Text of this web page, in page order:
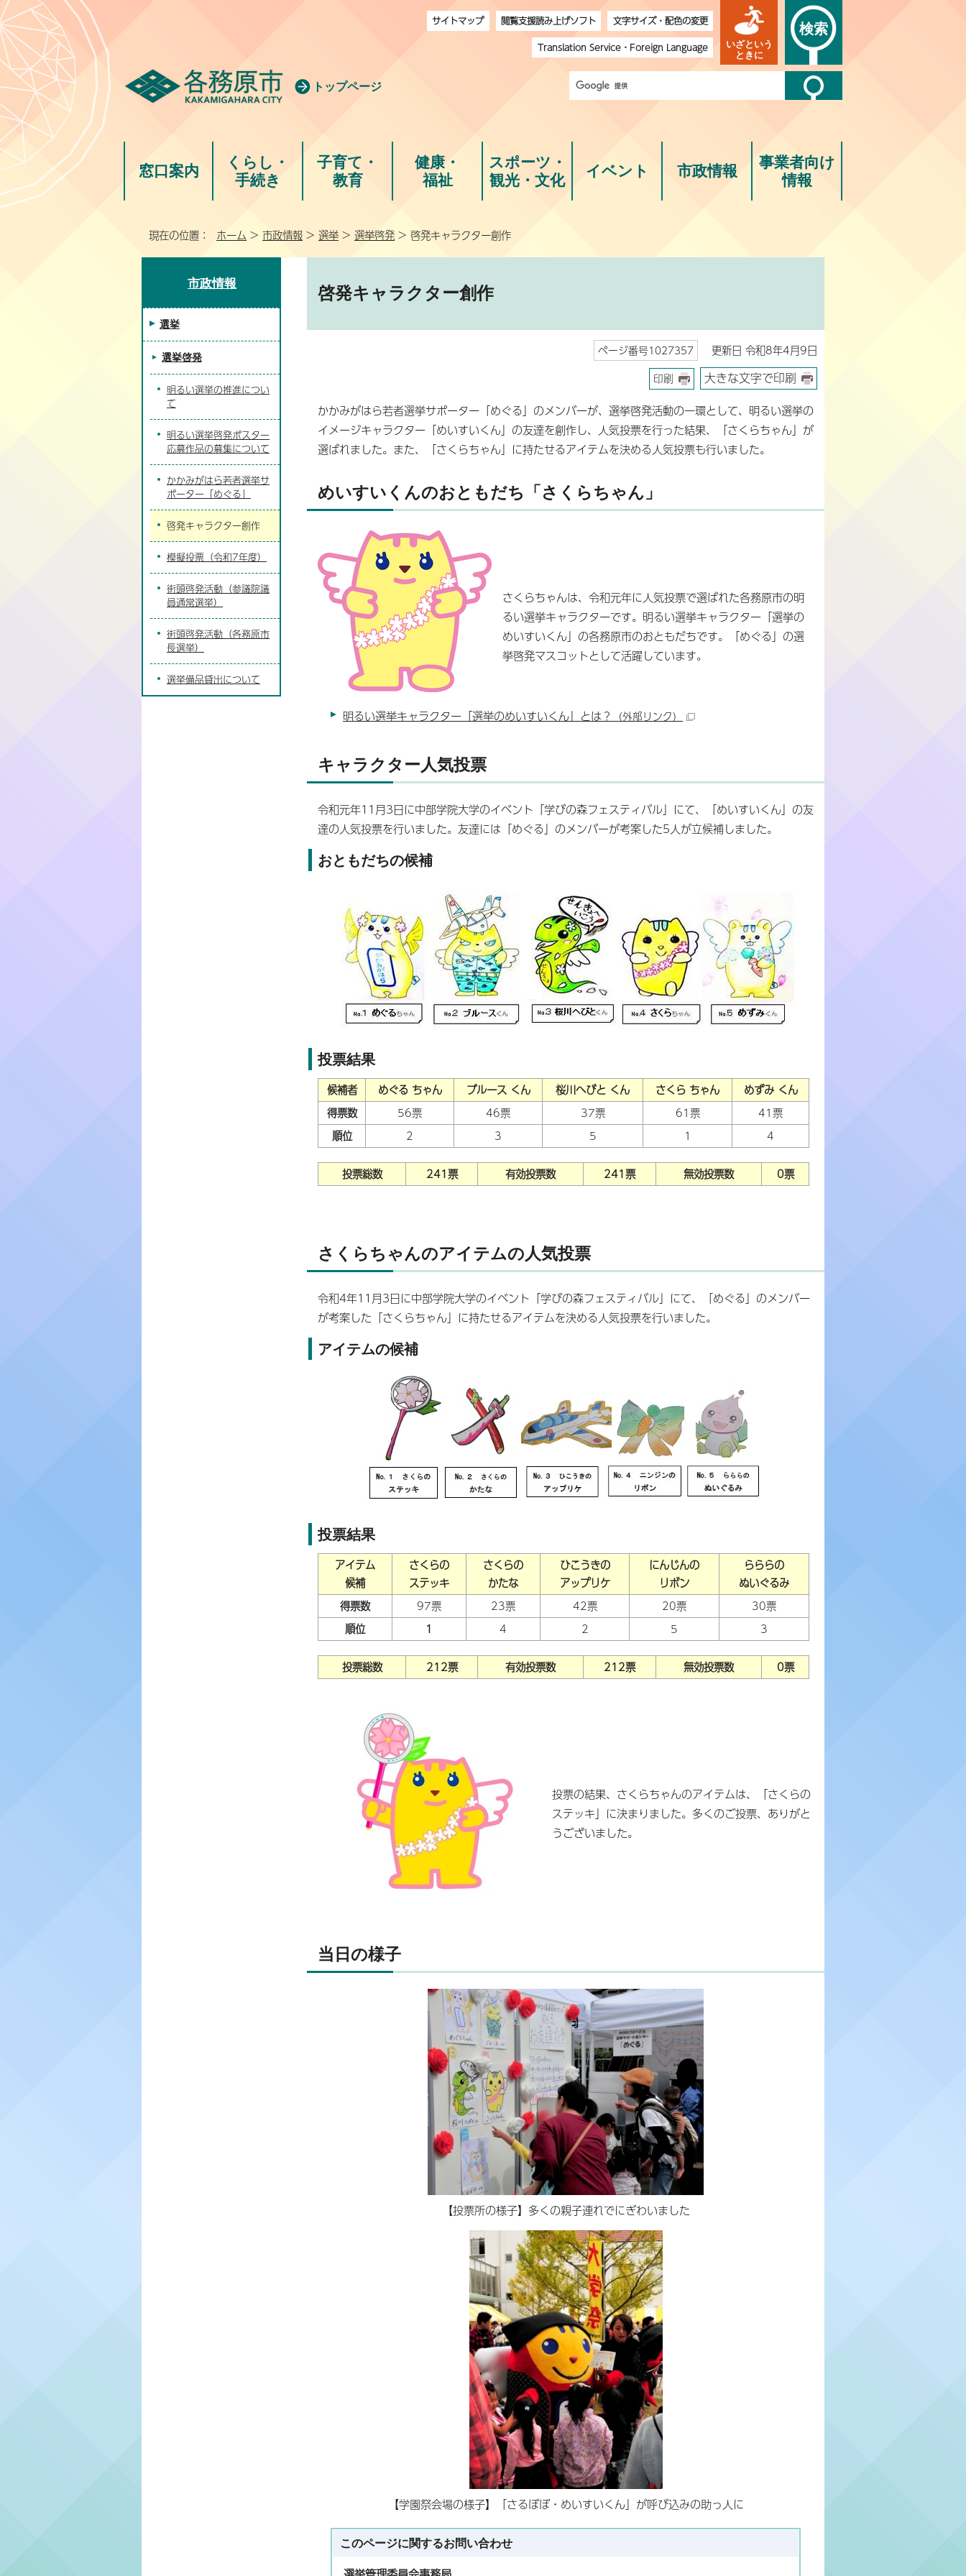
トップページ
サイトマップ 閲覧支援読み上げソフト
文字サイズ・配色の変更
Translation Service・ Foreign Language
いざという
ときに
検索
窓口案内
くらし・
手続き
子育て・
教育
健康・
福祉
スポーツ・
観光・文化
イベント 市政情報
事業者向け
情報
現在の位置： ホーム > 市政情報 > 選挙 > 選挙啓発 > 啓発キャラクター創作
啓発キャラクター創作
ページ番号1027357 更新日 令和8年4月9日
印刷 大きな文字で印刷
かかみがはら若者選挙サポーター「めぐる」のメンバーが、選挙啓発活動の一環として、明るい選挙の
イメージキャラクター「めいすいくん」の友達を創作し、人気投票を行った結果、「さくらちゃん」が
選ばれました。また、「さくらちゃん」に持たせるアイテムを決める人気投票も行いました。
めいすいくんのおともだち「さくらちゃん」
さくらちゃんは、令和元年に人気投票で選ばれた各務原市の明
るい選挙キャラクターです。明るい選挙キャラクター「選挙の
めいすいくん」の各務原市のおともだちです。「めぐる」の選
挙啓発マスコットとして活躍しています。
明るい選挙キャラクター「選挙のめいすいくん」とは？ （外部リンク）
キャラクター人気投票
令和元年11月3日に中部学院大学のイベント「学びの森フェスティバル」にて、「めいすいくん」の友
達の人気投票を行いました。友達には「めぐる」のメンバーが考案した5人が立候補しました。
おともだちの候補
投票結果
候補者
めぐる ちゃん ブルース くん 桜川へびと くん さくら ちゃん
めずみ くん
得票数
56票 46票 37票 61票
41票
順位
2 3 5 1 4
投票総数 241票 有効投票数 241票 無効投票数 0票
さくらちゃんのアイテムの人気投票
令和4年11月3日に中部学院大学のイベント「学びの森フェスティバル」にて、「めぐる」のメンバー
が考案した「さくらちゃん」に持たせるアイテムを決める人気投票を行いました。
アイテムの候補
投票結果
アイテム
候補
さくらの
ステッキ
さくらの
かたな
ひこうきの
アップリケ
にんじんの
リボン
らららの
ぬいぐるみ
得票数
97票 23票 42票 20票
30票
順位
1 4 2 5 3
投票総数 212票 有効投票数 212票 無効投票数 0票
投票の結果、さくらちゃんのアイテムは、「さくらの
ステッキ」に決まりました。多くのご投票、ありがと
うございました。
当日の様子
【投票所の様子】多くの親子連れでにぎわいました
【学園祭会場の様子】「さるぼぼ・めいすいくん」が呼び込みの助っ人に
このページに関するお問い合わせ
市政情報
選挙
選挙啓発
明るい選挙の推進につい
て
明るい選挙啓発ポスター
応募作品の募集について
かかみがはら若者選挙サ
ポーター「めぐる」
啓発キャラクター創作
模擬投票（令和7年度）
街頭啓発活動（参議院議
員通常選挙）
街頭啓発活動（各務原市
長選挙）
選挙備品貸出について